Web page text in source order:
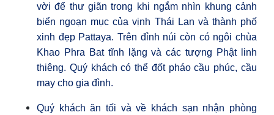
vời để thư giãn trong khi ngắm nhìn khung cảnh
biển ngoạn mục của vịnh Thái Lan và thành phố
xinh đẹp Pattaya. Trên đỉnh núi còn có ngôi chùa
Khao Phra Bat tĩnh lặng và các tượng Phật linh
thiêng. Quý khách có thể đốt pháo cầu phúc, cầu
may cho gia đình.
Quý khách ăn tối và về khách sạn nhận phòng